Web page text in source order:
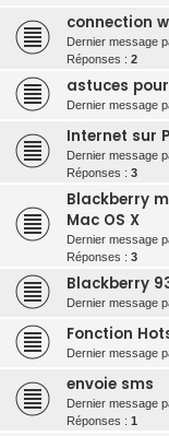
connection
Dernier message
Réponses : 2
astuces
Dernier message
Internet sur
Dernier message
Réponses : 3
Blackberry
Mac OS X
Dernier message
Réponses : 3
Blackberry
Dernier message
Fonction
Dernier message
envoie sms
Dernier message
Réponses : 1